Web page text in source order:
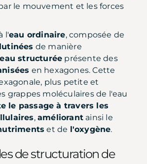
le mouvement et les forces
l'eau ordinaire, composée de
de manière
eau structurée présente des
en hexagones. Cette
plus petite et
grappes moléculaires de l'eau
le passage à travers les
, améliorant ainsi le
et de l'oxygène.
de structuration de